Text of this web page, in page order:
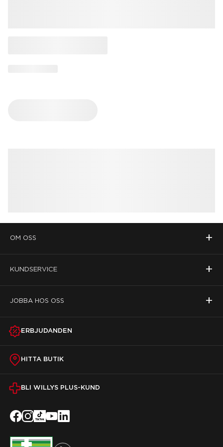
OM OSS +
KUNDSERVICE +
JOBBA HOS OSS +
ERBJUDANDEN
HITTA BUTIK
BLI WILLYS PLUS-KUND